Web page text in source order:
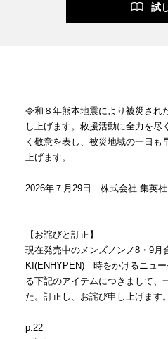
試
令和８年熊本地震により被災され
し上げます。救援活動に全力を尽
く敬意を表し、被災地域の一日も
上げます。
2026年７月29日 株式会社 集英社
【お詫びと訂正】
現在発売中のメンズノンノ8・9月
KI(ENHYPEN) 時をかけるニュ
る下記のアイテムにつきまして、
た。訂正し、お詫び申し上げます。
p.22